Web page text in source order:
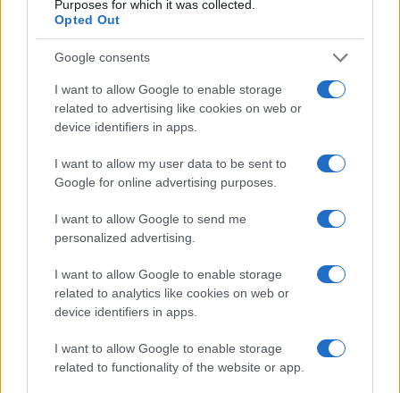
Purposes for which it was collected.
Opted Out
Google consents
I want to allow Google to enable storage
related to advertising like cookies on web or
device identifiers in apps.
I want to allow my user data to be sent to
Google for online advertising purposes.
I want to allow Google to send me
personalized advertising.
I want to allow Google to enable storage
related to analytics like cookies on web or
device identifiers in apps.
I want to allow Google to enable storage
related to functionality of the website or app.